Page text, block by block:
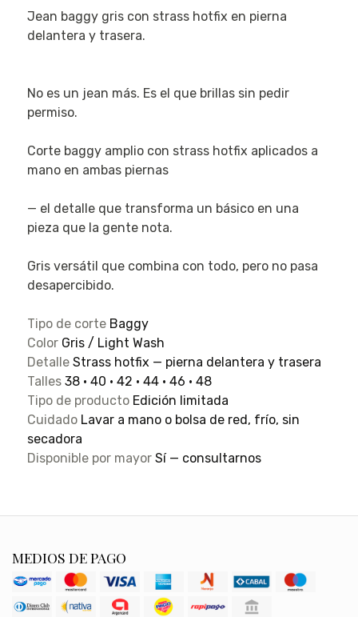
Jean baggy gris con strass hotfix en pierna
delantera y trasera.
No es un jean más. Es el que brillas sin pedir
permiso.
Corte baggy amplio con strass hotfix aplicados a
mano en ambas piernas
— el detalle que transforma un básico en una
pieza que la gente nota.
Gris versátil que combina con todo, pero no pasa
desapercibido.
Tipo de corte Baggy
Color Gris / Light Wash
Detalle Strass hotfix — pierna delantera y trasera
Talles 38 · 40 · 42 · 44 · 46 · 48
Tipo de producto Edición limitada
Cuidado Lavar a mano o bolsa de red, frío, sin
secadora
Disponible por mayor Sí — consultarnos
MEDIOS DE PAGO